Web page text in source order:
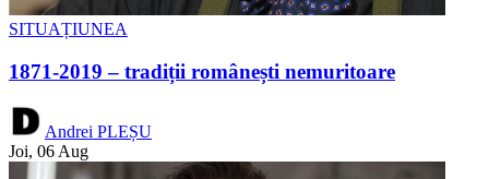
SITUAȚIUNEA
1871-2019 – tradiții românești nemuritoare
Andrei PLEȘU
Joi, 06 Aug